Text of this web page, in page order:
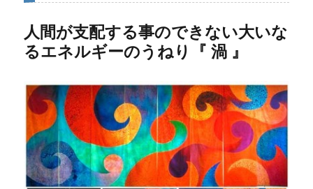
人間が支配する事のできない大いな
るエネルギーのうねり『 渦 』